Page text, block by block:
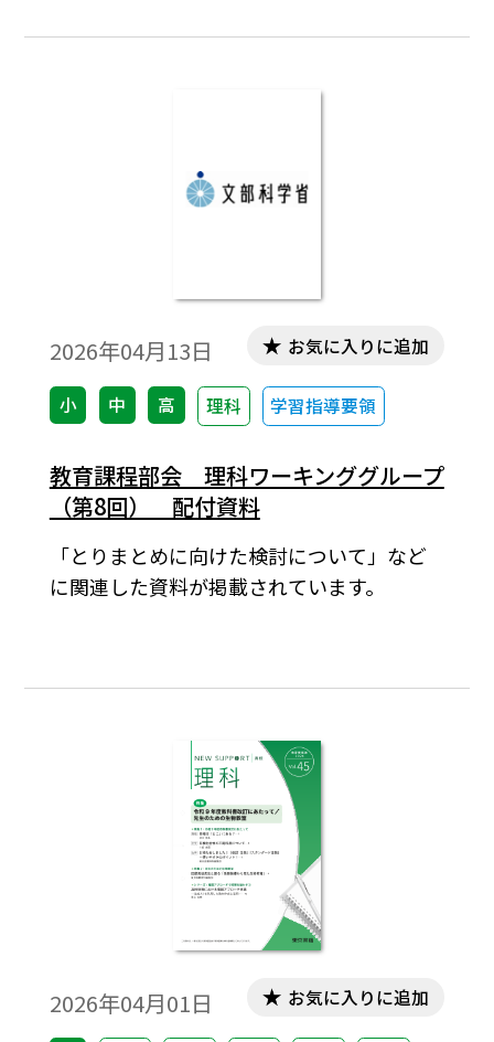
2026年04月13日
小 中 高 理科 学習指導要領
お気に入りに追加
教育課程部会 理科ワーキンググループ
（第8回） 配付資料
「とりまとめに向けた検討について」など
に関連した資料が掲載されています。
2026年04月01日 お気に入りに追加